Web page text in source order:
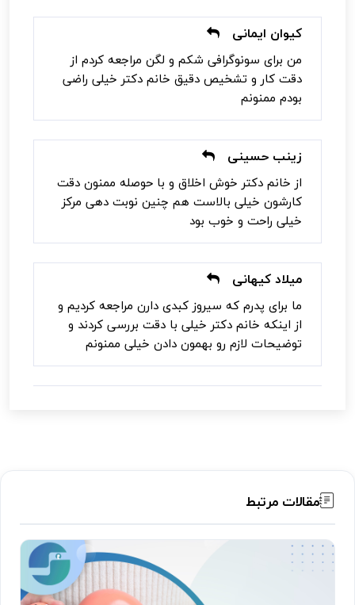
کیوان ایمانی
من برای سونوگرافی شکم و لگن مراجعه کردم از
دقت کار و تشخیص دقیق خانم دکتر خیلی راضی
بودم ممنونم
زینب حسینی
از خانم دکتر خوش اخلاق و با حوصله ممنون دقت
کارشون خیلی بالاست هم چنین نوبت دهی مرکز
خیلی راحت و خوب بود
میلاد کیهانی
ما برای پدرم که سیروز کبدی دارن مراجعه کردیم و
از اینکه خانم دکتر خیلی با دقت بررسی کردند و
توضیحات لازم رو بهمون دادن خیلی ممنونم
مقالات مرتبط